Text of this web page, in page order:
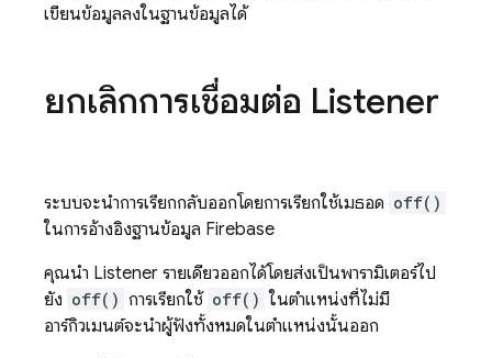
เขียนข้อมูลลงในฐานข้อมูลได้
ยกเลิกการเชื่อมต่อ Listener
ระบบจะนำการเรียกกลับออกโดยการเรียกใช้เมธอด off()
ในการอ้างอิงฐานข้อมูล Firebase
คุณนำ Listener รายเดียวออกได้โดยส่งเป็นพารามิเตอร์ไป
ยัง off() การเรียกใช้ off() ในตำแหน่งที่ไม่มี
อาร์กิวเมนต์จะนำผู้ฟังทั้งหมดในตำแหน่งนั้นออก